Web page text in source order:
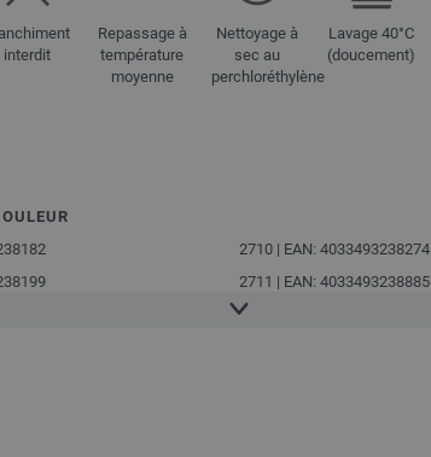
interdit
Repassage à
température
moyenne
Nettoyage à
sec au
perchloréthylène
Lavage 40°C
(doucement)
2710 | EAN: 4033493238274
2711 | EAN: 4033493238885
2712 | EAN: 4033493238892